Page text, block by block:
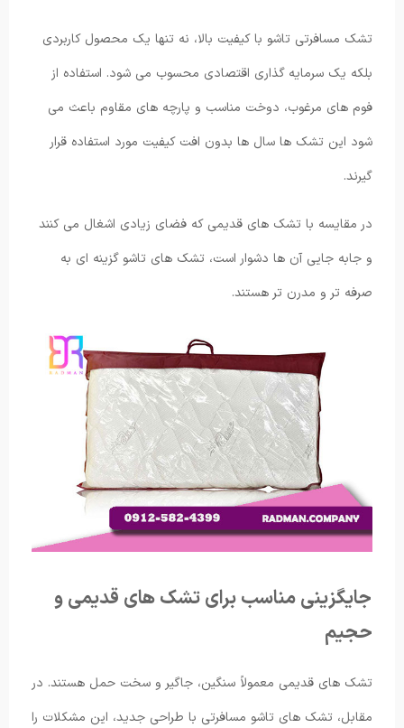
تشک مسافرتی تاشو با کیفیت بالا، نه تنها یک محصول کاربردی
بلکه یک سرمایه گذاری اقتصادی محسوب می شود. استفاده از
فوم های مرغوب، دوخت مناسب و پارچه های مقاوم باعث می
شود این تشک ها سال ها بدون افت کیفیت مورد استفاده قرار
گیرند.
در مقایسه با تشک های قدیمی که فضای زیادی اشغال می کنند
و جابه جایی آن ها دشوار است، تشک های تاشو گزینه ای به
صرفه تر و مدرن تر هستند.
جایگزینی مناسب برای تشک های قدیمی و
حجیم
تشک های قدیمی معمولاً سنگین، جاگیر و سخت حمل هستند. در
مقابل، تشک های تاشو مسافرتی با طراحی جدید، این مشکلات را